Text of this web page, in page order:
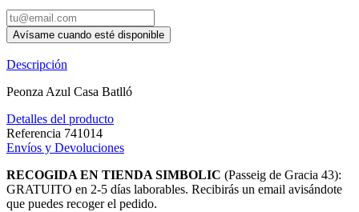
Descripción
Peonza Azul Casa Batlló
Detalles del producto
Referencia 741014
Envíos y Devoluciones
RECOGIDA EN TIENDA SIMBOLIC (Passeig de Gracia 43):
GRATUITO en 2-5 días laborables. Recibirás un email avisándote
que puedes recoger el pedido.